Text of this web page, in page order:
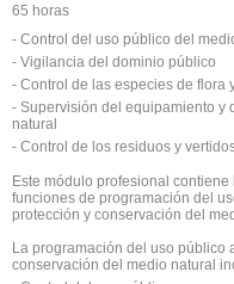
65 horas
- Control del uso público del
- Vigilancia del dominio público
- Control de las especies de flora
- Supervisión del equipamiento y
natural
- Control de los residuos y
Este módulo profesional
funciones de programación del
protección y conservación del
La programación del uso público
conservación del medio natural